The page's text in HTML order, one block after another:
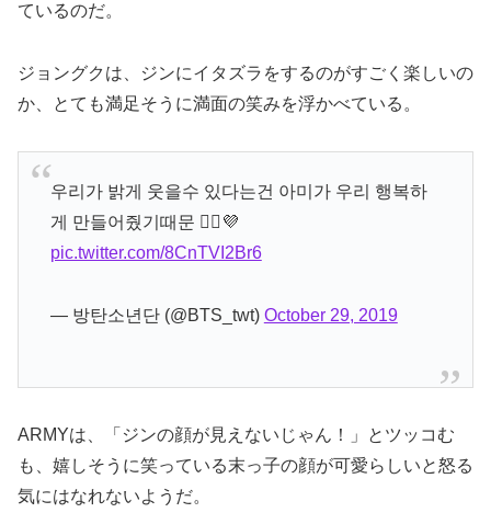
ているのだ。
ジョングクは、ジンにイタズラをするのがすごく楽しいの
か、とても満足そうに満面の笑みを浮かべている。
우리가 밝게 웃을수 있다는건 아미가 우리 행복하
게 만들어줬기때문 🙇‍♂️💜
pic.twitter.com/8CnTVI2Br6
— 방탄소년단 (@BTS_twt) October 29, 2019
ARMYは、「ジンの顔が見えないじゃん！」とツッコむ
も、嬉しそうに笑っている末っ子の顔が可愛らしいと怒る
気にはなれないようだ。